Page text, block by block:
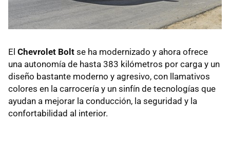
El Chevrolet Bolt se ha modernizado y ahora ofrece
una autonomía de hasta 383 kilómetros por carga y un
diseño bastante moderno y agresivo, con llamativos
colores en la carrocería y un sinfín de tecnologías que
ayudan a mejorar la conducción, la seguridad y la
confortabilidad al interior.